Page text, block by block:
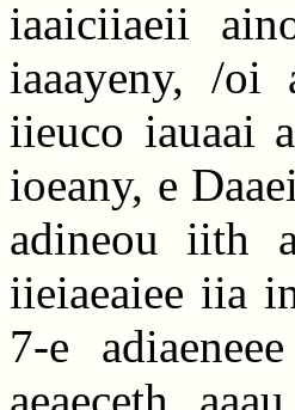
iaaiciiaeii
iaaayeny, /oi
iieuco iauaai
ioeany, e
adineou iith
iieiaeaiee iia
7-e